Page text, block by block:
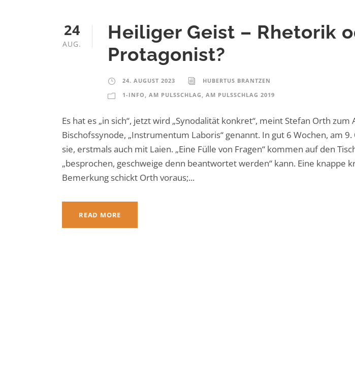
24
AUG.
Heiliger Geist – Rhetorik
Protagonist?
24. AUGUST 2023
HUBERTUS BRANTZEN
1-INFO
AM PULSSCHLAG AM PULSSCHLAG 2019
Es hat es „in sich“, jetzt wird „Synodalität konkret“, meint Stefan Orth
Bischofssynode, „Instrumentum Laboris“ genannt. In gut 6 Wochen, am
sie, erstmals auch mit Laien. „Eine Fülle von Fragen“ kommen auf den
„besprochen, geschweige denn beantwortet werden“ kann. Eine knappe
Bemerkung schickt Orth voraus;...
READ MORE